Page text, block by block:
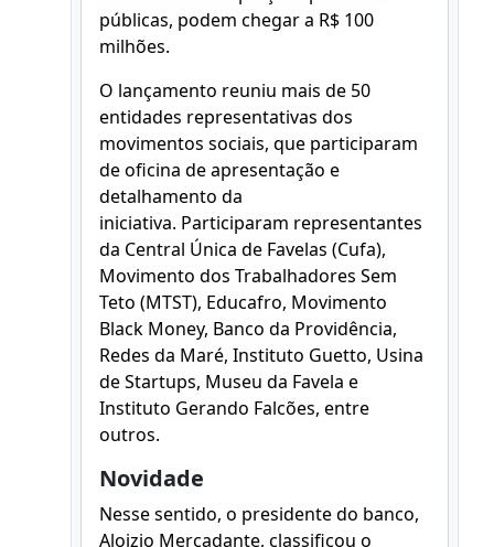
públicas, podem chegar a R$ 100
milhões.
O lançamento reuniu mais de 50
entidades representativas dos
movimentos sociais, que participaram
de oficina de apresentação e
detalhamento da
iniciativa. Participaram representantes
da Central Única de Favelas (Cufa),
Movimento dos Trabalhadores Sem
Teto (MTST), Educafro, Movimento
Black Money, Banco da Providência,
Redes da Maré, Instituto Guetto, Usina
de Startups, Museu da Favela e
Instituto Gerando Falcões, entre
outros.
Novidade
Nesse sentido, o presidente do banco,
Aloizio Mercadante, classificou o